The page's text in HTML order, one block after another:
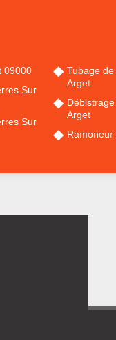
09000
Sur
Sur
Tubage
Arget
Arget
Ramoneur